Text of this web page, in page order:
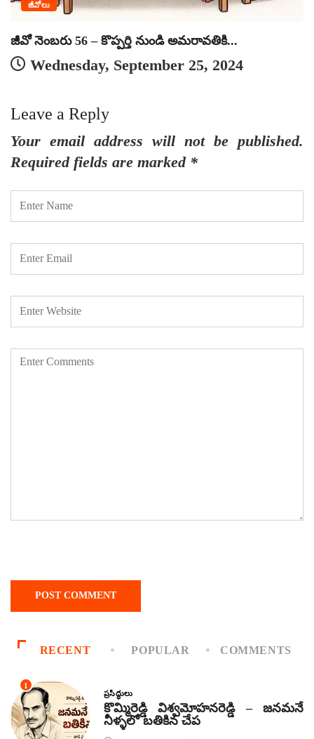
జీవోలు
జీవో నెంబరు 56 – కొప్పర్తి నుండి అమరావతికి...
Wednesday, September 25, 2024
Leave a Reply
Your email address will not be published.
Required fields are marked *
RECENT POPULAR COMMENTS
1
ప్రసిద్ధులు
కొమ్మిరెడ్డి విశ్వమోహనరెడ్డి – జనమనే
నీళ్ళలో బతికిన చేప